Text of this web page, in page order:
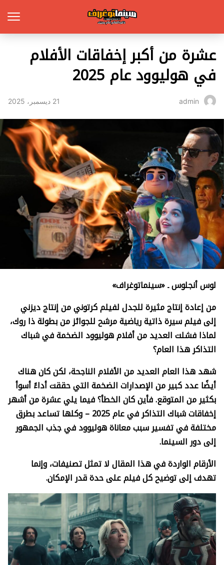
عشرة من أكبر إخفاقات الأفلام
في هوليوود عام 2025
admin 21 ديسمبر، 2025
لوس أنجلوس ـ «سينماتوغراف»
من إعادة إنتاج مثيرة للجدل لفيلم كرتوني من إنتاج ديزني
إلى فيلم سيرة ذاتية رياضية مرشح للجوائز من بطولة ذا روك،
لماذا فشلت العديد من أفلام هوليوود الضخمة في شباك
التذاكر هذا العام؟
شهد هذا العام العديد من الأفلام الناجحة، لكن كان هناك
أيضًا عدد كبير من الإصدارات الضخمة التي حققت أداءً أسوأ
بكثير من المتوقع. فأين كان الخطأ؟ فيما يلي عشرة من أشهر
إخفاقات شباك التذاكر في عام 2025 – وكلها تساعد بطرق
مختلفة في تفسير سبب معاناة هوليوود في جذب الجمهور
إلى دور السينما.
الأرقام الواردة في هذا المقال لا تمثل تصنيفات، وإنما
تهدف إلى توضيح كل فيلم على حدة قدر الإمكان.